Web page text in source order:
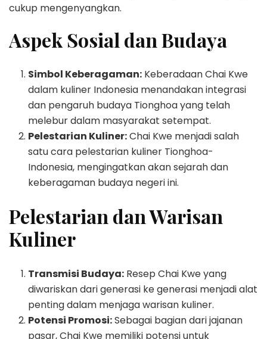
cukup mengenyangkan.
Aspek Sosial dan Budaya
Simbol Keberagaman: Keberadaan Chai Kwe
dalam kuliner Indonesia menandakan integrasi
dan pengaruh budaya Tionghoa yang telah
melebur dalam masyarakat setempat.
Pelestarian Kuliner:Chai Kwe menjadi salah
satu cara pelestarian kuliner Tionghoa-
Indonesia, mengingatkan akan sejarah dan
keberagaman budaya negeri ini.
Pelestarian dan Warisan
Kuliner
Transmisi Budaya: Resep Chai Kwe yang
diwariskan dari generasi ke generasi menjadi alat
penting dalam menjaga warisan kuliner.
Potensi Promosi:Sebagai bagian dari jajanan
pasar, Chai Kwe memiliki potensi untuk